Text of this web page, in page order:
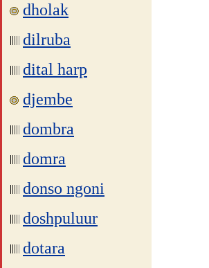
dholak
dilruba
dital harp
djembe
dombra
domra
donso ngoni
doshpuluur
dotara